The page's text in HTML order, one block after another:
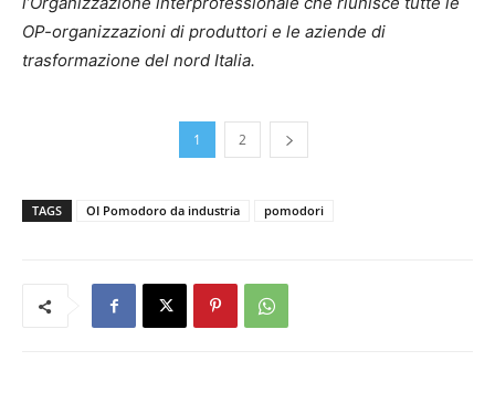
OP-organizzazioni di produttori e le aziende di
trasformazione del nord Italia.
1 2
TAGS OI Pomodoro da industria pomodori